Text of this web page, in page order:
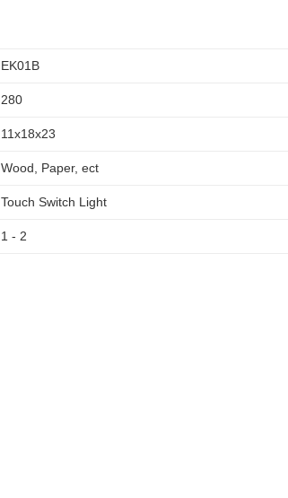
EK01B
280
11x18x23
Wood, Paper, ect
Touch Switch Light
1 - 2